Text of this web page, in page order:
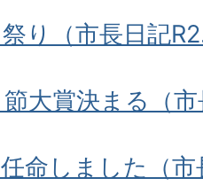
り（市長日記
大賞決まる（
命しました（